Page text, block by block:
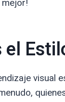
el
visual